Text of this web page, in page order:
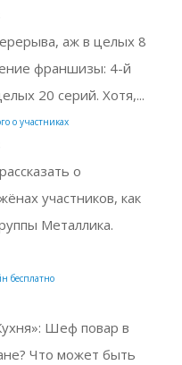
аж в целых 8
франшизы: 4-й
20 серий. Хотя,...
о участниках
о
участников, как
Металлика.
бесплатно
Шеф повар в
Что может быть